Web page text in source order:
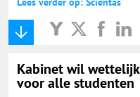
Kabinet wil
voor alle studenten